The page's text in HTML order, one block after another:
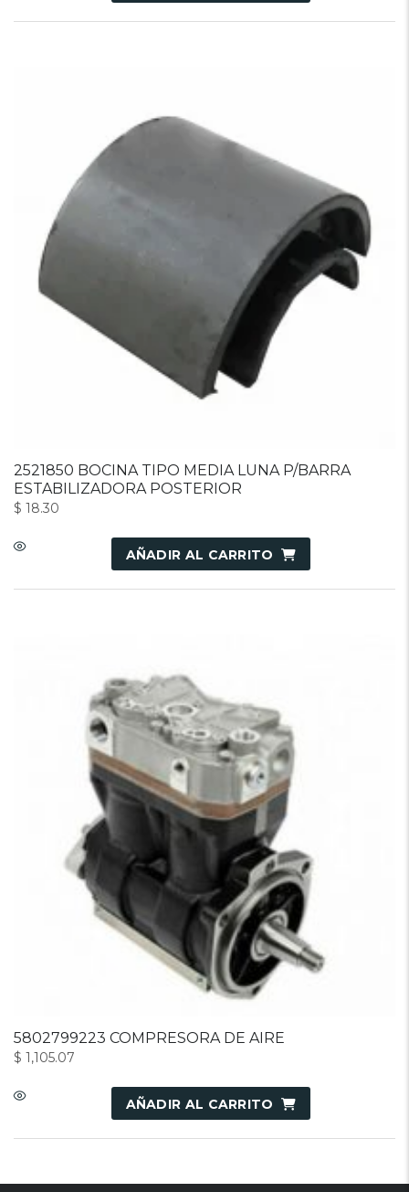
2521850 BOCINA TIPO MEDIA LUNA P/BARRA
ESTABILIZADORA POSTERIOR
$ 18.30
AÑADIR AL CARRITO
5802799223 COMPRESORA DE AIRE
$ 1,105.07
AÑADIR AL CARRITO